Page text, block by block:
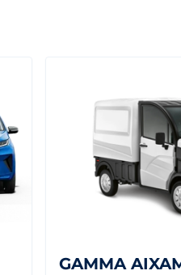
GAMMA